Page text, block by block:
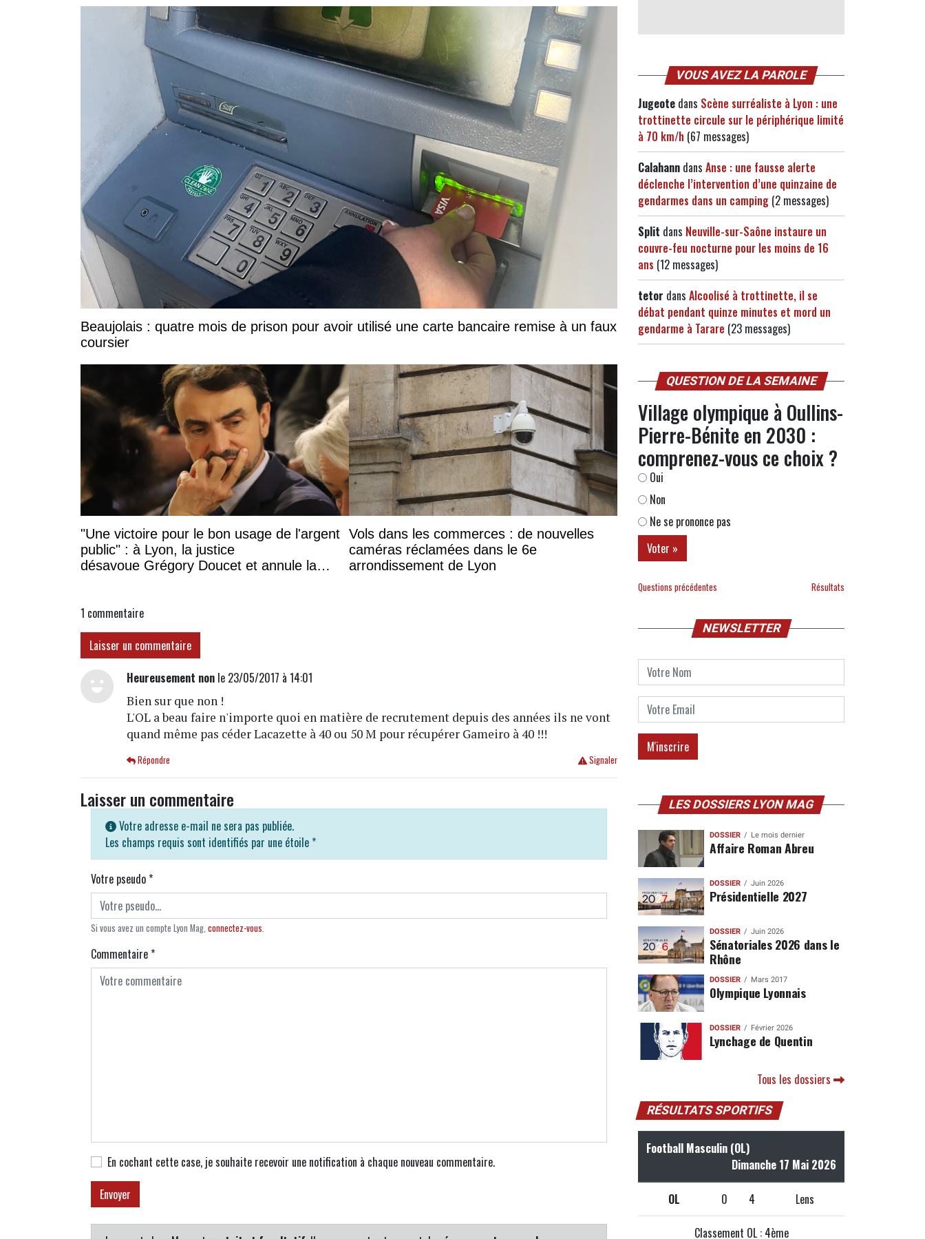
Beaujolais : quatre mois de prison pour avoir utilisé une carte bancaire remise à un faux
coursier
"Une victoire pour le bon usage de l'argent
public" : à Lyon, la justice
désavoue Grégory Doucet et annule la
Vols dans les commerces : de nouvelles
caméras réclamées dans le 6e
arrondissement de Lyon
1 commentaire
Laisser un commentaire
Heureusement non le 23/05/2017 à 14:01
Bien sur que non !
L'OL a beau faire n'importe quoi en matière de recrutement depuis des années ils ne vont
quand même pas céder Lacazette à 40 ou 50 M pour récupérer Gameiro à 40 !!!
Signaler
Répondre
Laisser un commentaire
Votre adresse e-mail ne sera pas publiée.
Les champs requis sont identifiés par une étoile *
Votre pseudo*
Si vous avez un compte Lyon Mag, connectez-vous.
Commentaire*
En cochant cette case, je souhaite recevoir une notification à chaque nouveau commentaire.
VOUS AVEZ LA PAROLE
Jugeote dans Scène surréaliste à Lyon : une
trottinette circule sur le périphérique limité
à 70 km/h (67 messages)
Calahann dans Anse : une fausse alerte
déclenche l’intervention d’une quinzaine de
gendarmes dans un camping (2 messages)
Split dans Neuville-sur-Saône instaure un
couvre-feu nocturne pour les moins de 16
ans (12 messages)
tetor dans Alcoolisé à trottinette, il se
débat pendant quinze minutes et mord un
gendarme à Tarare (23 messages)
QUESTION DE LA SEMAINE
Village olympique à Oullins-
Pierre-Bénite en 2030 :
comprenez-vous ce choix ?
Oui
Non
Ne se prononce pas
Questions précédentes Résultats
NEWSLETTER
LES DOSSIERS LYON MAG
DOSSIER Le mois dernier
Affaire Roman Abreu
DOSSIER Juin 2026
Présidentielle 2027
DOSSIER Juin 2026
Sénatoriales 2026 dans le
Rhône
DOSSIER Mars 2017
Olympique Lyonnais
DOSSIER Février 2026
Lynchage de Quentin
Tous les dossiers
RÉSULTATS SPORTIFS
Football Masculin (OL)
Dimanche 17 Mai 2026
OL 0 4 Lens
Classement OL : 4ème